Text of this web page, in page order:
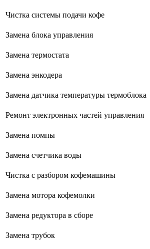
Чистка системы подачи кофе
Замена блока управления
Замена термостата
Замена энкодера
Замена датчика температуры термоблока
Ремонт электронных частей управления
Замена помпы
Замена счетчика воды
Чистка с разбором кофемашины
Замена мотора кофемолки
Замена редуктора в сборе
Замена трубок